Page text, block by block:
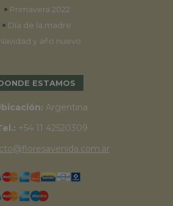
• Primavera 2022
• Día de la madre
y año nuevo
ESTAMOS
Argentina
+54 11 42520309